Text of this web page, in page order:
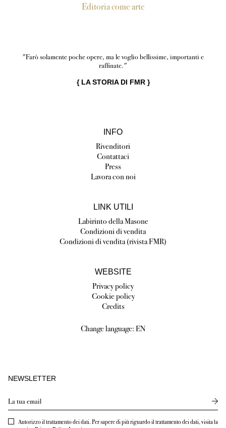
Editoria come arte
"Farò solamente poche opere, ma le voglio bellissime, importanti e
raffinate."
{ LA STORIA DI FMR}
INFO
Rivenditori
Contattaci
Press
Lavora con noi
LINK UTILI
Labirinto della Masone
Condizioni di vendita
Condizioni di vendita (rivista FMR)
WEBSITE
Privacy policy
Cookie policy
Credits
Change language: EN
NEWSLETTER
Autorizzo il trattamento dei dati. Per sapere di più riguardo il trattamento dei dati, visita la